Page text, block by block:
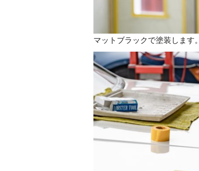
マットブラックで塗装します。